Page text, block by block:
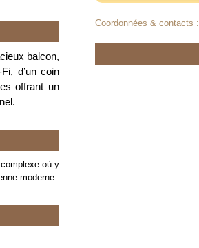
balcon,
d’un coin
offrant un
où y
moderne.
Coordonnées & contacts :